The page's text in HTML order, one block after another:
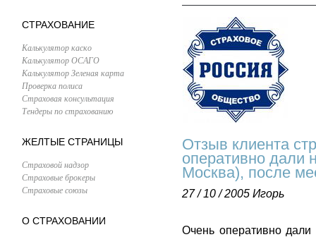
СТРАХОВАНИЕ
Калькулятор каско
Калькулятор ОСАГО
Калькулятор Зеленая карта
Проверка полиса
Страховая консультация
Тендеры по страхованию
ЖЕЛТЫЕ СТРАНИЦЫ
Страховой надзор
Страховые брокеры
Страховые союзы
О СТРАХОВАНИИ
Отзыв клиента
оперативно
Москва), после
27 / 10 / 2005 Игорь
Очень оперативно